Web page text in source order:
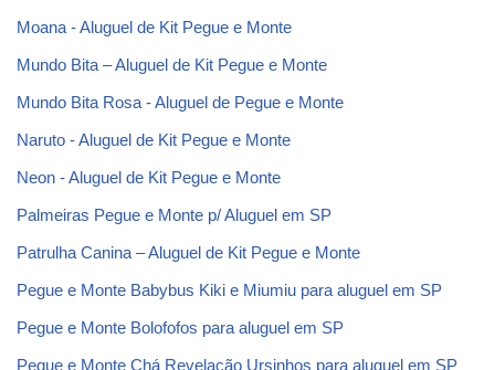
Moana - Aluguel de Kit Pegue e Monte
Mundo Bita – Aluguel de Kit Pegue e Monte
Mundo Bita Rosa - Aluguel de Pegue e Monte
Naruto - Aluguel de Kit Pegue e Monte
Neon - Aluguel de Kit Pegue e Monte
Palmeiras Pegue e Monte p/ Aluguel em SP
Patrulha Canina – Aluguel de Kit Pegue e Monte
Pegue e Monte Babybus Kiki e Miumiu para aluguel em SP
Pegue e Monte Bolofofos para aluguel em SP
Pegue e Monte Chá Revelação Ursinhos para aluguel em SP